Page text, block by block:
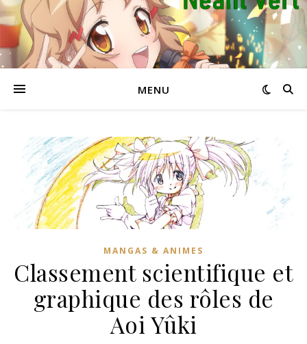
MENU
MANGAS & ANIMES
Classement scientifique et
graphique des rôles de
Aoi Yûki